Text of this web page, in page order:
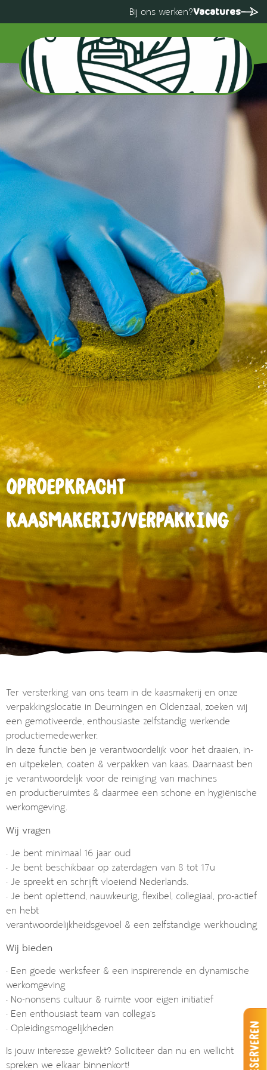
Bij ons werken?Vacatures
Oproepkracht
kaasmakerij/verpakking
Ter versterking van ons team in de kaasmakerij en onze
verpakkingslocatie in Deurningen en Oldenzaal, zoeken wij
een gemotiveerde, enthousiaste zelfstandig werkende
productiemedewerker.
In deze functie ben je verantwoordelijk voor het draaien, in-
en uitpekelen, coaten & verpakken van kaas. Daarnaast ben
je verantwoordelijk voor de reiniging van machines
en productieruimtes & daarmee een schone en hygiënische
werkomgeving.
Wij vragen
• Je bent minimaal 16 jaar oud
• Je bent beschikbaar op zaterdagen van 8 tot 17u
• Je spreekt en schrijft vloeiend Nederlands.
• Je bent oplettend, nauwkeurig, flexibel, collegiaal, pro-actief
en hebt
verantwoordelijkheidsgevoel & een zelfstandige werkhouding
Wij bieden
• Een goede werksfeer & een inspirerende en dynamische
werkomgeving
• No-nonsens cultuur & ruimte voor eigen initiatief
• Een enthousiast team van collega’s
• Opleidingsmogelijkheden
Is jouw interesse gewekt? Solliciteer dan nu en wellicht
spreken we elkaar binnenkort!
Reserveren